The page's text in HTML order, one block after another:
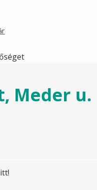
Meder u.